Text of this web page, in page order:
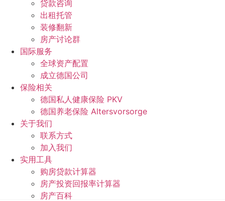
贷款咨询
出租托管
装修翻新
房产讨论群
国际服务
全球资产配置
成立德国公司
保险相关
德国私人健康保险 PKV
德国养老保险 Altersvorsorge
关于我们
联系方式
加入我们
实用工具
购房贷款计算器
房产投资回报率计算器
房产百科